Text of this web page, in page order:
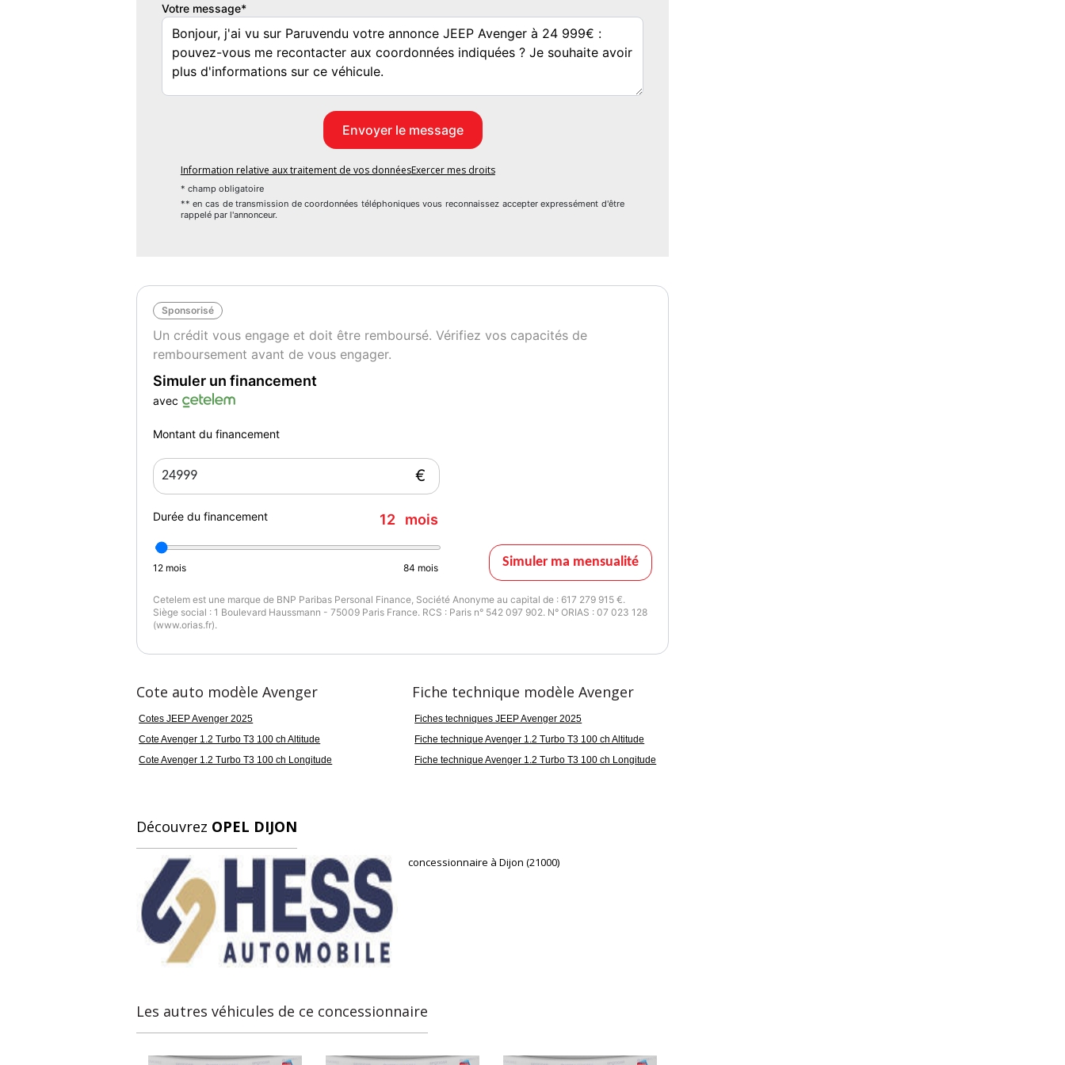
Votre message*
Information relative aux traitement de vos donnéesExercer mes droits
* champ obligatoire
** en cas de transmission de coordonnées téléphoniques vous reconnaissez accepter expressément d'être
rappelé par l'annonceur.
Sponsorisé
Un crédit vous engage et doit être remboursé. Vérifiez vos capacités de
remboursement avant de vous engager.
Simuler un financement
avec
Montant du financement
€
Durée du financement 12 mois
12 mois 84 mois Simuler ma mensualité
Cetelem est une marque de BNP Paribas Personal Finance, Société Anonyme au capital de : 617 279 915 €.
Siège social : 1 Boulevard Haussmann - 75009 Paris France. RCS : Paris n° 542 097 902. N° ORIAS : 07 023 128
(www.orias.fr).
Cote auto modèle Avenger
Cotes JEEP Avenger 2025
Cote Avenger 1.2 Turbo T3 100 ch Altitude
Cote Avenger 1.2 Turbo T3 100 ch Longitude
Fiche technique modèle Avenger
Fiches techniques JEEP Avenger 2025
Fiche technique Avenger 1.2 Turbo T3 100 ch Altitude
Fiche technique Avenger 1.2 Turbo T3 100 ch Longitude
Découvrez OPEL DIJON
concessionnaire à Dijon (21000)
Les autres véhicules de ce concessionnaire